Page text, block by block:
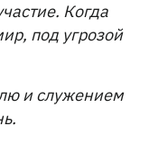
Когда
под угрозой
и служением